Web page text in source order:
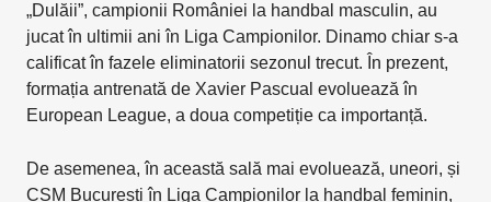
„Dulăii”, campionii României la handbal masculin, au
jucat în ultimii ani în Liga Campionilor. Dinamo chiar s-a
calificat în fazele eliminatorii sezonul trecut. În prezent,
formația antrenată de Xavier Pascual evoluează în
European League, a doua competiție ca importanță.
De asemenea, în această sală mai evoluează, uneori, și
CSM București în Liga Campionilor la handbal feminin,